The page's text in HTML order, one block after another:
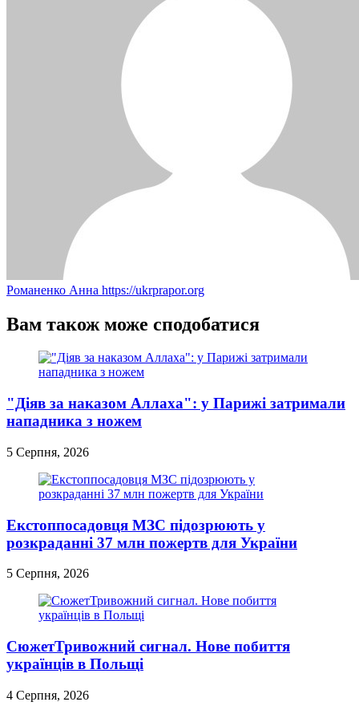
Романенко Анна https://ukrprapor.org
Вам також може сподобатися
"Діяв за наказом Аллаха": у Парижі затримали
нападника з ножем
5 Серпня, 2026
Екстоппосадовця МЗС підозрюють у
розкраданні 37 млн пожертв для України
5 Серпня, 2026
СюжетТривожний сигнал. Нове побиття
українців в Польщі
4 Серпня, 2026